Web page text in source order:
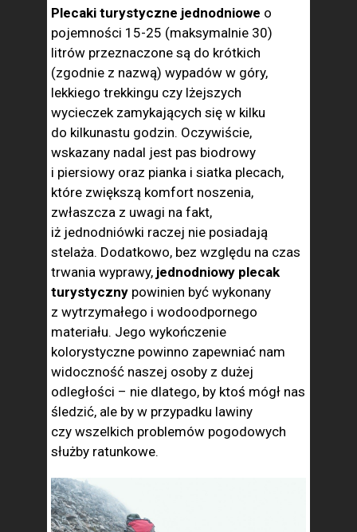
Plecaki turystyczne jednodniowe o
pojemności 15-25 (maksymalnie 30)
litrów przeznaczone są do krótkich
(zgodnie z nazwą) wypadów w góry,
lekkiego trekkingu czy lżejszych
wycieczek zamykających się w kilku
do kilkunastu godzin. Oczywiście,
wskazany nadal jest pas biodrowy
i piersiowy oraz pianka i siatka plecach,
które zwiększą komfort noszenia,
zwłaszcza z uwagi na fakt,
iż jednodniówki raczej nie posiadają
stelaża. Dodatkowo, bez względu na czas
trwania wyprawy, jednodniowy plecak
turystyczny powinien być wykonany
z wytrzymałego i wodoodpornego
materiału. Jego wykończenie
kolorystyczne powinno zapewniać nam
widoczność naszej osoby z dużej
odległości – nie dlatego, by ktoś mógł nas
śledzić, ale by w przypadku lawiny
czy wszelkich problemów pogodowych
służby ratunkowe.